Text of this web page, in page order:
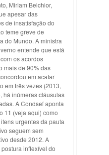
Miriam Belchior,
apesar das
de insatisfação do
teme greve de
do Mundo. A ministra
entende que está
os acordos
mais de 90% das
em acatar
em três vezes (2013,
há inúmeras cláusulas
A Condsef aponta
11 (veja aqui) como
urgentes da pauta
seguem sem
desde 2012. A
inflexível do